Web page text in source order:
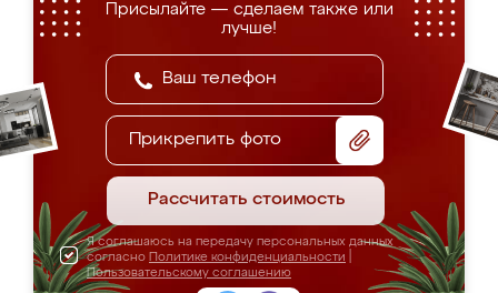
Присылайте — сделаем также или
лучше!
Прикрепить фото
Рассчитать стоимость
Я соглашаюсь на передачу персональных данных
согласно Политике конфиденциальности
Пользовательскому соглашению